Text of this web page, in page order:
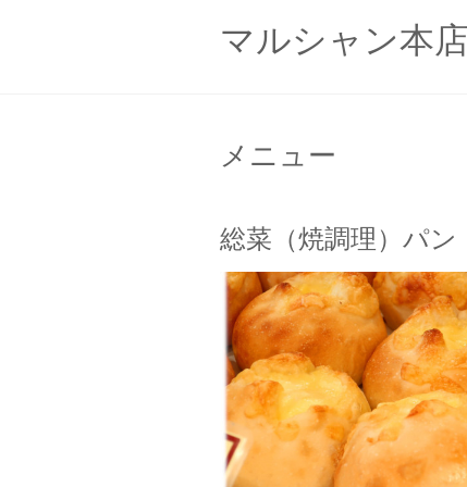
マルシャン本店
メニュー
総菜（焼調理）パン